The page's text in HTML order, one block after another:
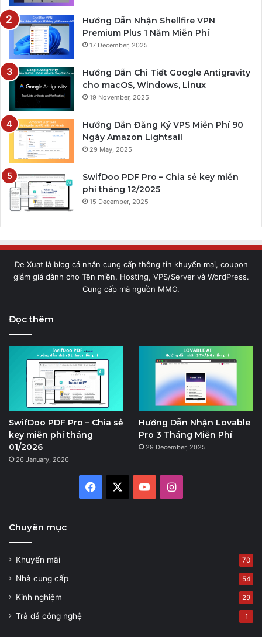
Hướng Dẫn Nhận Shellfire VPN
Premium Plus 1 Năm Miễn Phí
17 December, 2025
Hướng Dẫn Chi Tiết Google Antigravity
cho macOS, Windows, Linux
19 November, 2025
Hướng Dẫn Đăng Ký VPS Miễn Phí 90
Ngày Amazon Lightsail
29 May, 2025
SwifDoo PDF Pro – Chia sẻ key miễn
phí tháng 12/2025
15 December, 2025
De Xuat là blog cá nhân cung cấp thông tin khuyến mại, coupon
giảm giá dành cho Tên miền, Hosting, VPS/Server và WordPress.
Cung cấp mã nguồn MMO.
Đọc thêm
SwifDoo PDF Pro – Chia sẻ
key miễn phí tháng
01/2026
26 January, 2026
Hướng Dẫn Nhận Lovable
Pro 3 Tháng Miễn Phí
29 December, 2025
Facebook YouTubeInstagram
Chuyên mục
Khuyến mãi 70
Nhà cung cấp 54
Kinh nghiệm 29
Trà đá công nghệ 1